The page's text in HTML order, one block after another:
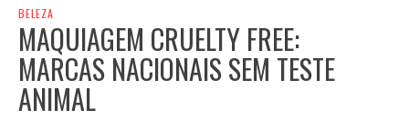
BELEZA
MAQUIAGEM CRUELTY FREE:
MARCAS NACIONAIS SEM TESTE
ANIMAL